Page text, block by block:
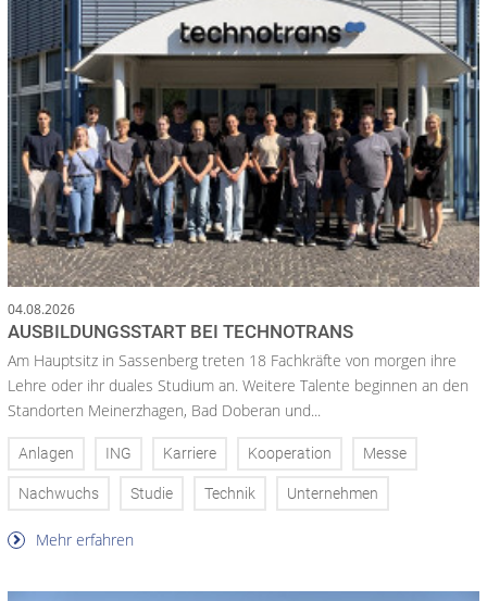
04.08.2026
AUSBILDUNGSSTART BEI TECHNOTRANS
Am Hauptsitz in Sassenberg treten 18 Fachkräfte von morgen ihre
Lehre oder ihr duales Studium an. Weitere Talente beginnen an den
Standorten Meinerzhagen, Bad Doberan und...
Anlagen ING Karriere Kooperation Messe
Nachwuchs Studie Technik Unternehmen
Mehr erfahren